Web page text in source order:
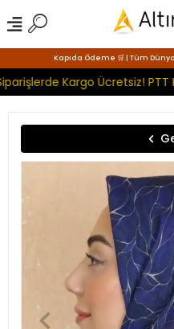
Kapıda Ödeme 🛒 | Tüm
Kargo Ücretsiz! PTT